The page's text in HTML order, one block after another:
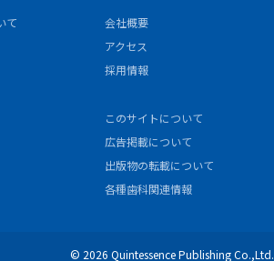
て
会社概要
アクセス
採用情報
このサイトについて
広告掲載について
出版物の転載について
各種歯科関連情報
© 2026 Quintessence Publishing Co.,Ltd.